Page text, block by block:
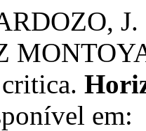
em: